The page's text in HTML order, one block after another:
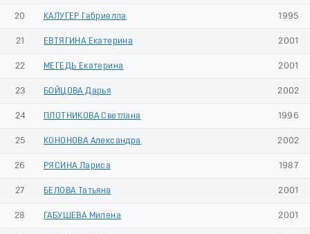
20 КАЛУГЕР Габриелла 1995
21 ЕВТЯГИНА Екатерина 2001
22 МЕГЕДЬ Екатерина 2001
23 БОЙЦОВА Дарья 2002
24 ПЛОТНИКОВА Светлана 1996
25 КОНОНОВА Александра 2002
26 РЯСИНА Лариса 1987
27 БЕЛОВА Татьяна 2001
28 ГАБУШЕВА Милена 2001